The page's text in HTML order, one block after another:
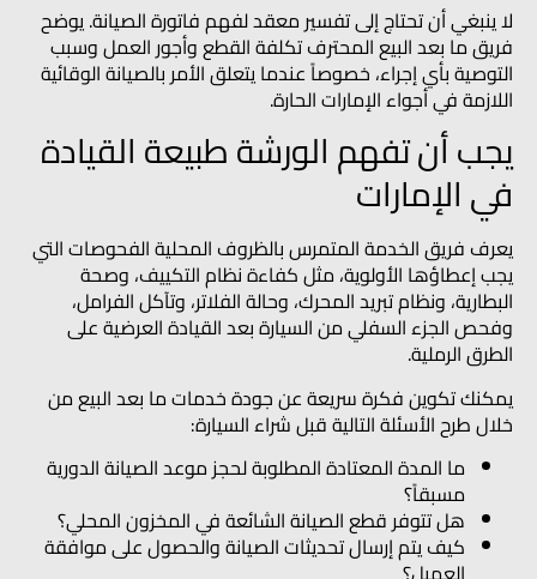
لا ينبغي أن تحتاج إلى تفسير معقد لفهم فاتورة الصيانة. يوضح
فريق ما بعد البيع المحترف تكلفة القطع وأجور العمل وسبب
التوصية بأي إجراء، خصوصاً عندما يتعلق الأمر بالصيانة الوقائية
اللازمة في أجواء الإمارات الحارة.
يجب أن تفهم الورشة طبيعة القيادة
في الإمارات
يعرف فريق الخدمة المتمرس بالظروف المحلية الفحوصات التي
يجب إعطاؤها الأولوية، مثل كفاءة نظام التكييف، وصحة
البطارية، ونظام تبريد المحرك، وحالة الفلاتر، وتآكل الفرامل،
وفحص الجزء السفلي من السيارة بعد القيادة العرضية على
الطرق الرملية.
يمكنك تكوين فكرة سريعة عن جودة خدمات ما بعد البيع من
خلال طرح الأسئلة التالية قبل شراء السيارة:
ما المدة المعتادة المطلوبة لحجز موعد الصيانة الدورية
مسبقاً؟
هل تتوفر قطع الصيانة الشائعة في المخزون المحلي؟
كيف يتم إرسال تحديثات الصيانة والحصول على موافقة